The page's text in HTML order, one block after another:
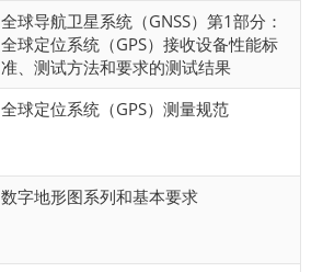
全球导航卫星系统（GNSS）第1部分：
全球定位系统（GPS）接收设备性能标
准、测试方法和要求的测试结果
全球定位系统（GPS）测量规范
数字地形图系列和基本要求